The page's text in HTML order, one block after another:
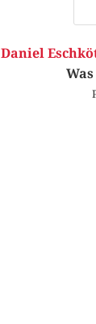
Daniel